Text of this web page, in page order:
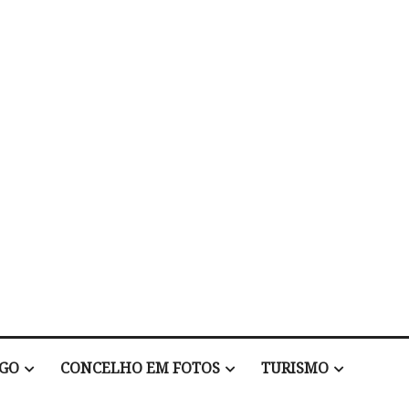
CONCELHO EM FOTOS TURISMO